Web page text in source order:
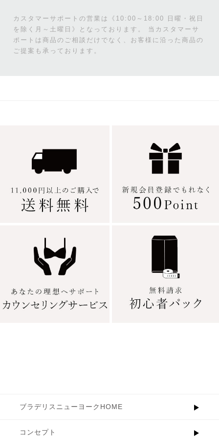
カスタマーサポートの営業は《10:00～18:00 日曜・祝日
を除く月～土曜日》となっております。
当カスタマーサ
ポートは商品のご相談だけでなく、お客様に沿った商品の
ご提案も承っております。
ブラデリスニューヨークHOME
コンセプト